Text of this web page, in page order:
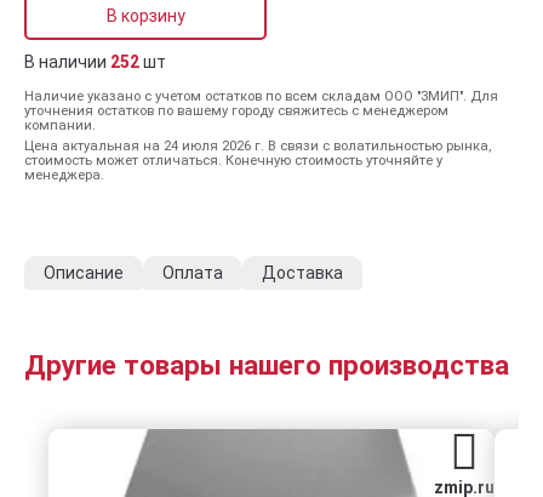
В корзину
В наличии 252шт
Наличие указано с учетом остатков по всем складам ООО "ЗМИП". Для
уточнения остатков по вашему городу свяжитесь с менеджером
компании.
Цена актуальная на 24 июля 2026 г. В связи с волатильностью рынка,
стоимость может отличаться. Конечную стоимость уточняйте у
менеджера.
Описание Оплата Доставка
Другие товары нашего производства
zmip.ru